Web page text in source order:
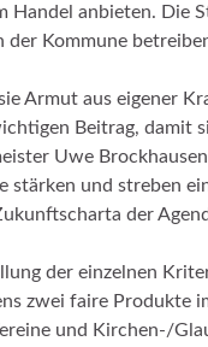
anbieten. Die
Kommune
Armut aus eigener
Beitrag, damit
Uwe
stärken und streben
der
der einzelnen
zwei faire Produkte
und Kirchen-/